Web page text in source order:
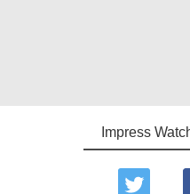
Impress